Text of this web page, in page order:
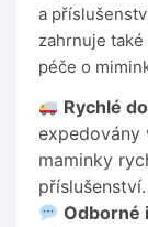
a
zahrnuje
péče o
Rychlé
expedovány
maminky
příslušenství.
Odborné